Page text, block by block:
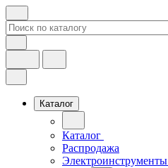
Каталог
Каталог
Распродажа
Электроинструменты